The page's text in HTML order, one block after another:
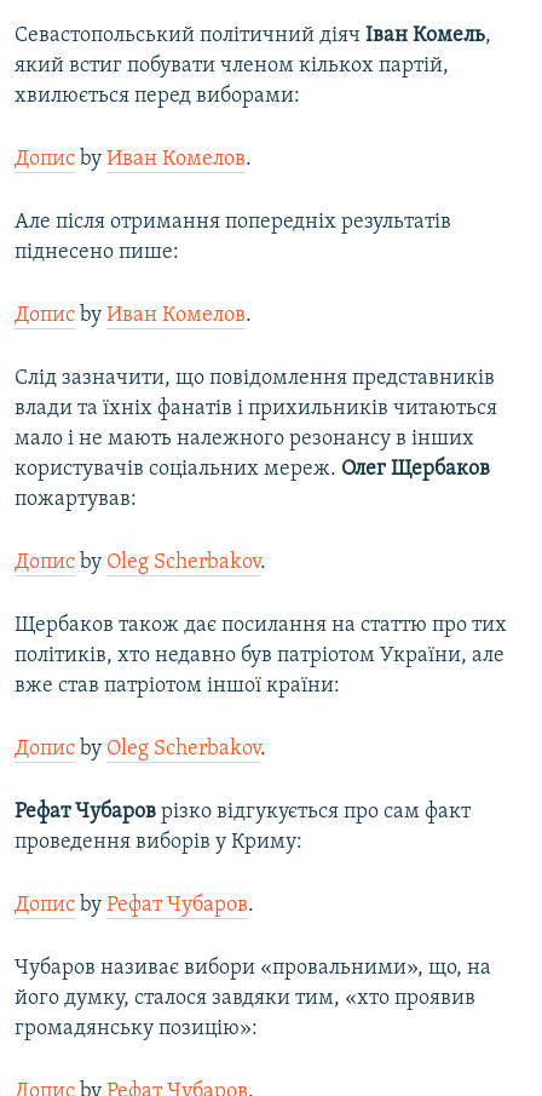
Севастопольський політичний діяч Іван Комель,
який встиг побувати членом кількох партій,
хвилюється перед виборами:
Допис by Иван Комелов.
Але після отримання попередніх результатів
піднесено пише:
Допис by Иван Комелов.
Слід зазначити, що повідомлення представників
влади та їхніх фанатів і прихильників читаються
мало і не мають належного резонансу в інших
користувачів соціальних мереж. Олег Щербаков
пожартував:
Допис by Oleg Scherbakov.
Щербаков також дає посилання на статтю про тих
політиків, хто недавно був патріотом України, але
вже став патріотом іншої країни:
Допис by Oleg Scherbakov.
Рефат Чубаров різко відгукується про сам факт
проведення виборів у Криму:
Допис by Рефат Чубаров.
Чубаров називає вибори «провальними», що, на
його думку, сталося завдяки тим, «хто проявив
громадянську позицію»: